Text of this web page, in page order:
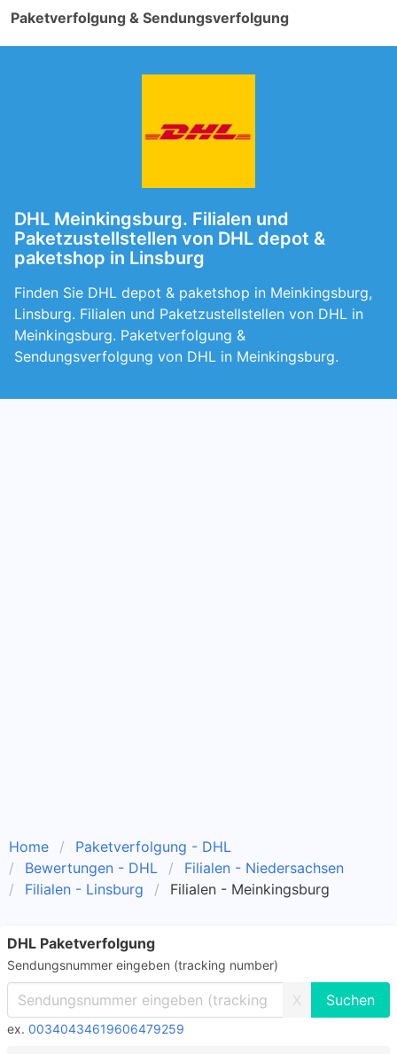
Paketverfolgung & Sendungsverfolgung
DHL Meinkingsburg. Filialen und
Paketzustellstellen von DHL depot &
paketshop in Linsburg
Finden Sie DHL depot & paketshop in Meinkingsburg,
Linsburg. Filialen und Paketzustellstellen von DHL in
Meinkingsburg. Paketverfolgung &
Sendungsverfolgung von DHL in Meinkingsburg.
Home
Paketverfolgung - DHL
Bewertungen - DHL
Filialen - Niedersachsen
Filialen - Linsburg
Filialen - Meinkingsburg
DHL Paketverfolgung
Sendungsnummer eingeben (tracking number)
X
ex. 00340434619606479259